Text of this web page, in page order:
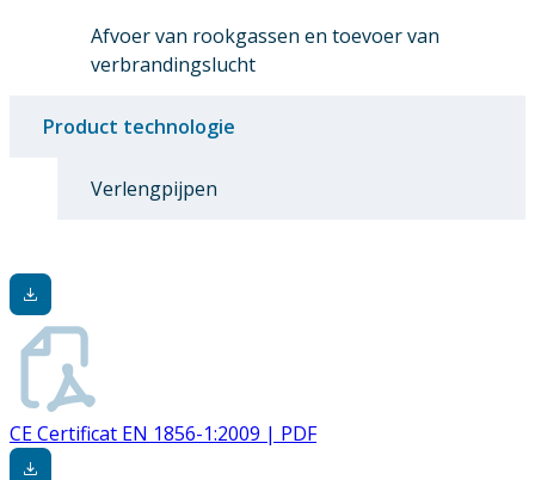
Afvoer van rookgassen en toevoer van
verbrandingslucht
Product technologie
Verlengpijpen
CE Certificat EN 1856-1:2009 | PDF